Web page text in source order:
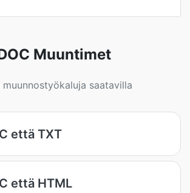
Muuntimet
muunnostyökaluja saatavilla
että TXT
että HTML